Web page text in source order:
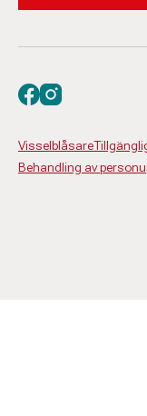
Visselblåsare
Behandling av
Besök oss på
Besök oss på